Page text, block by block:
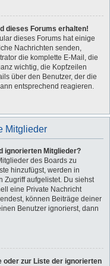
dieses Forums erhalten!
dieses Forums hat einige
Nachrichten senden,
die komplette E-Mail, die
wichtig, die Kopfzeilen
über den Benutzer, der die
entsprechend reagieren.
Mitglieder
ignorierten Mitglieder?
des Boards zu
hinzufügst, werden in
Zugriff aufgelistet. Du siehst
eine Private Nachricht
können Beiträge deiner
Benutzer ignorierst, dann
oder zur Liste der ignorierten